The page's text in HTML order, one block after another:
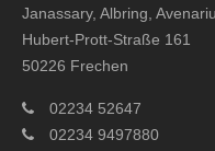
Janassary, Albring,
Hubert-Prott-Straße 161
50226 Frechen
02234 52647
02234 9497880